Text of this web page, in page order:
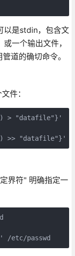
以是stdin，包含文
一个输出文件，
道的确切命令。
件：
> "datafile"}'
>> "datafile"}'
界符" 明确指定一
/etc/passwd